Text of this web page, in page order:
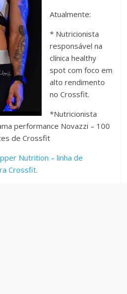
Atualmente:
* Nutricionista
responsável na
clínica healthy
spot com foco em
alto rendimento
no Crossfit.
*Nutricionista
performance Novazzi – 100
de Crossfit
Nutrition – linha de
Crossfit.